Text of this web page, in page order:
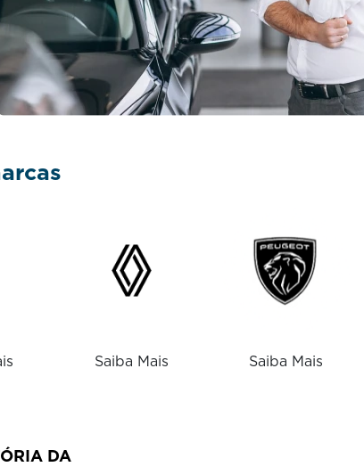
Saiba Mais Saiba Mais
DA